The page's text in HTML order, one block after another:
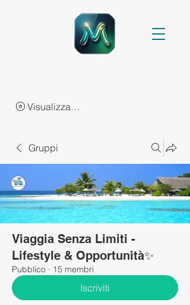
Visualizza punti
Gruppi
Viaggia Senza Limiti -
Lifestyle & Opportunità✨
Pubblico · 15 membri
Iscriviti